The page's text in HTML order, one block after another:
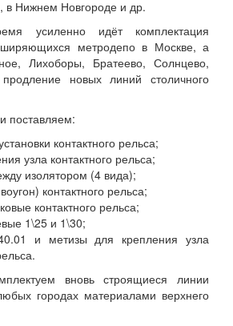
в Нижнем Новгороде и др.
усиленно идёт комплектация
метродепо в Москве, а
Лихоборы, Братеево, Солнцево,
новых линий столичного
поставляем:
контактного рельса;
узла контактного рельса;
изолятором (4 вида);
контактного рельса;
контактного рельса;
1\25 и 1\30;
и метизы для крепления узла
вновь строящиеся линии
городах материалами верхнего